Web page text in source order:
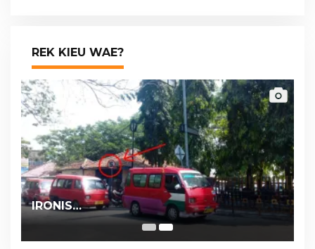
REK KIEU WAE?
IRONIS…